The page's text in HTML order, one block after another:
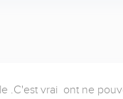
.C'est vrai  ont ne